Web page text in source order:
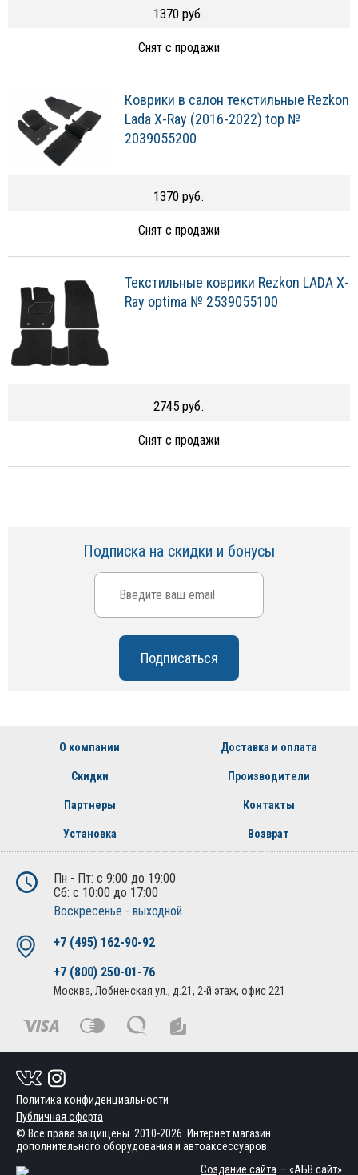
1370 руб.
Снят с продажи
Коврики в салон текстильные Rezkon
Lada X-Ray (2016-2022) top №
2039055200
1370 руб.
Снят с продажи
Текстильные коврики Rezkon LADA X-
Ray optima № 2539055100
2745 руб.
Снят с продажи
Подписка на скидки и бонусы
О компании Доставка и оплата
Скидки Производители
Партнеры Контакты
Установка Возврат
Пн - Пт: с 9:00 до 19:00
Сб: с 10:00 до 17:00
Воскресенье - выходной
+7 (495) 162-90-92
+7 (800) 250-01-76
Москва, Лобненская ул., д.21, 2-й этаж, офис 221
Политика конфиденциальности
Публичная оферта
© Все права защищены. 2010-2026. Интернет магазин
дополнительного оборудования и автоаксессуаров.
Создание сайта — «АБВ сайт»